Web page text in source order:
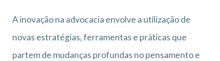
A inovação na advocacia envolve a utilização de
novas estratégias, ferramentas e práticas que
partem de mudanças profundas no pensamento e